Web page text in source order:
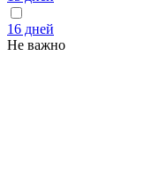
16 дней
Не важно